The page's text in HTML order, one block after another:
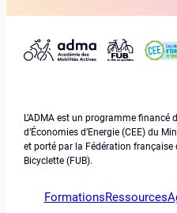
L’ADMA est un programme
d’Économies d’Energie (CEE) du
et porté par la Fédération française
Bicyclette (FUB).
FormationsRessources